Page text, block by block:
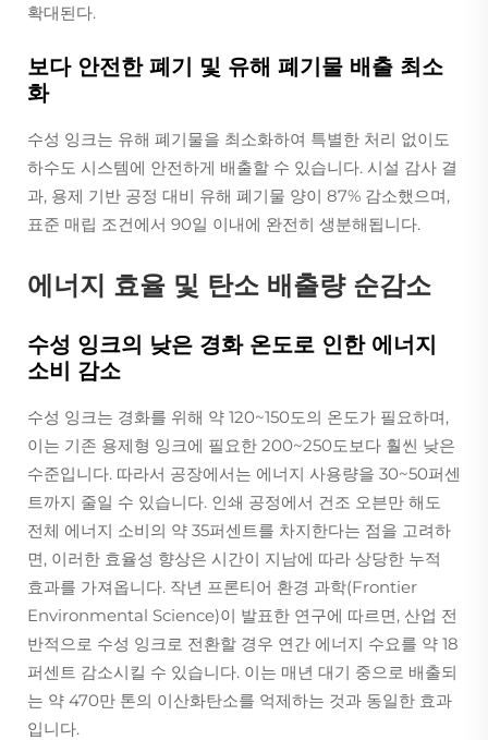
확대된다.
보다 안전한 폐기 및 유해 폐기물 배출 최소
화
수성 잉크는 유해 폐기물을 최소화하여 특별한 처리 없이도
하수도 시스템에 안전하게 배출할 수 있습니다. 시설 감사 결
과, 용제 기반 공정 대비 유해 폐기물 양이 87% 감소했으며,
표준 매립 조건에서 90일 이내에 완전히 생분해됩니다.
에너지 효율 및 탄소 배출량 순감소
수성 잉크의 낮은 경화 온도로 인한 에너지
소비 감소
수성 잉크는 경화를 위해 약 120~150도의 온도가 필요하며,
이는 기존 용제형 잉크에 필요한 200~250도보다 훨씬 낮은
수준입니다. 따라서 공장에서는 에너지 사용량을 30~50퍼센
트까지 줄일 수 있습니다. 인쇄 공정에서 건조 오븐만 해도
전체 에너지 소비의 약 35퍼센트를 차지한다는 점을 고려하
면, 이러한 효율성 향상은 시간이 지남에 따라 상당한 누적
효과를 가져옵니다. 작년 프론티어 환경 과학(Frontier
Environmental Science)이 발표한 연구에 따르면, 산업 전
반적으로 수성 잉크로 전환할 경우 연간 에너지 수요를 약 18
퍼센트 감소시킬 수 있습니다. 이는 매년 대기 중으로 배출되
는 약 470만 톤의 이산화탄소를 억제하는 것과 동일한 효과
입니다.